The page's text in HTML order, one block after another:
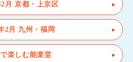
2月 京都・上京区
2月 九州・福岡
楽しむ能楽堂